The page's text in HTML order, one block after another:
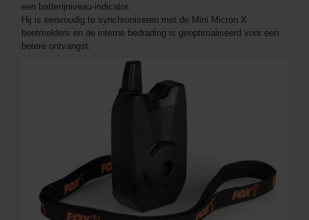
een batterijniveau-indicator.
Hij is eenvoudig te synchroniseren met de Mini Micron X
beetmelders en de interne bedrading is geoptimaliseerd voor een
betere ontvangst.